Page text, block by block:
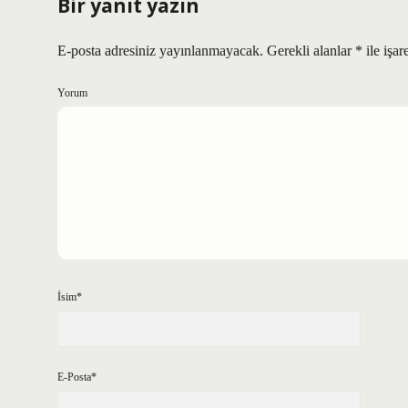
Bir yanıt yazın
E-posta adresiniz yayınlanmayacak. Gerekli alanlar * ile
Yorum
İsim*
E-Posta*